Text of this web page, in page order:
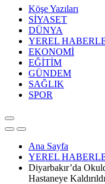
Köşe Yazıları
SİYASET
DÜNYA
YEREL
EKONOMİ
EĞİTİM
GÜNDEM
SAĞLIK
SPOR
Ana Sayfa
YEREL
Diyarbakır’da
Hastaneye Kaldırıldı